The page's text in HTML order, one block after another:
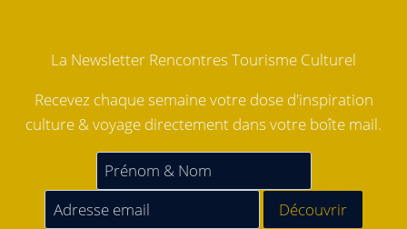
La Newsletter Rencontres Tourisme Culturel
Recevez chaque semaine votre dose d'inspiration
culture & voyage directement dans votre boîte mail.